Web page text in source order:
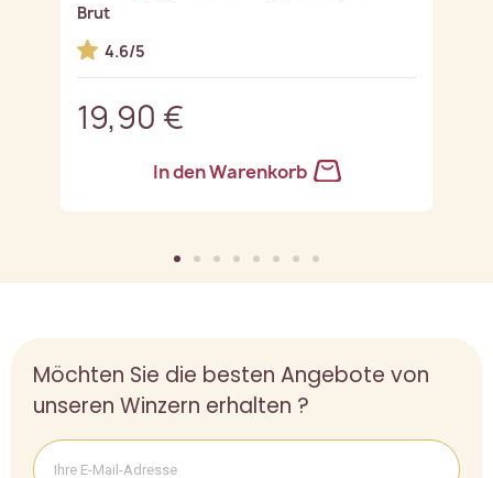
Brut
4.6/5
19,90 €
In den Warenkorb
Möchten Sie die besten Angebote von
unseren Winzern erhalten ?